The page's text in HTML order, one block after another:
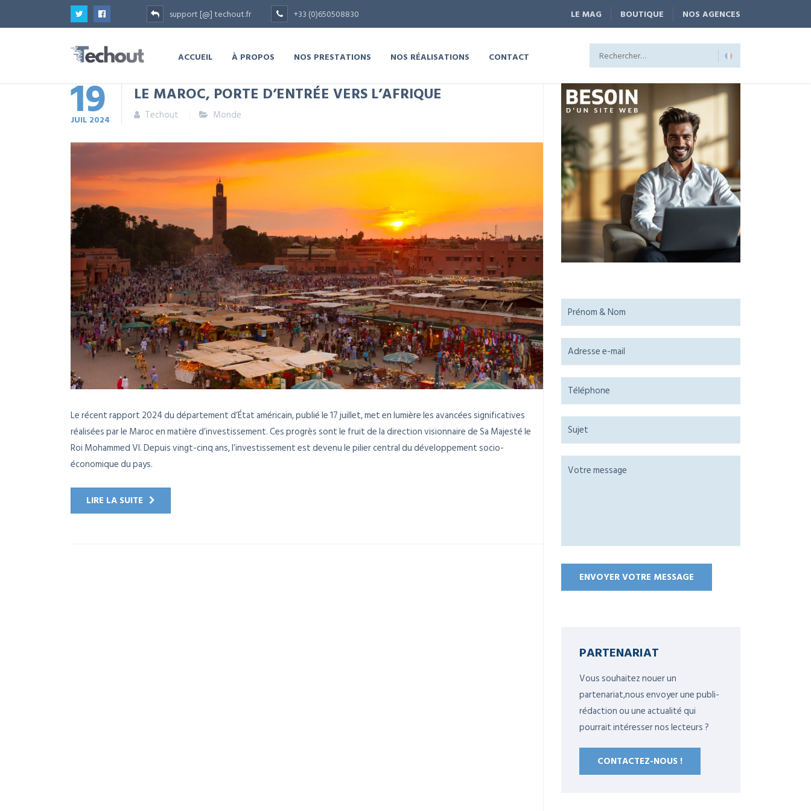
support [@] techout.fr +33 (0)650508830 LE MAG BOUTIQUE NOS AGENCES
ACCUEIL À PROPOS NOS PRESTATIONS NOS RÉALISATIONS CONTACT
19
JUIL 2024
LE MAROC, PORTE D’ENTRÉE VERS L’AFRIQUE
Techout Monde
Le récent rapport 2024 du département d’État américain, publié le 17 juillet, met en lumière les avancées significatives
réalisées par le Maroc en matière d’investissement. Ces progrès sont le fruit de la direction visionnaire de Sa Majesté le
Roi Mohammed VI. Depuis vingt-cinq ans, l’investissement est devenu le pilier central du développement socio-
économique du pays.
LIRE LA SUITE
PARTENARIAT
Vous souhaitez nouer un
partenariat,nous envoyer une publi-
rédaction ou une actualité qui
pourrait intéresser nos lecteurs ?
CONTACTEZ-NOUS !